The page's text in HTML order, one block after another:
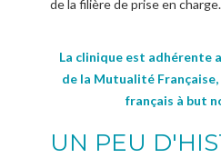
de la filière de prise en charge.
La clinique est adhérente
de la Mutualité
français à but
UN PEU